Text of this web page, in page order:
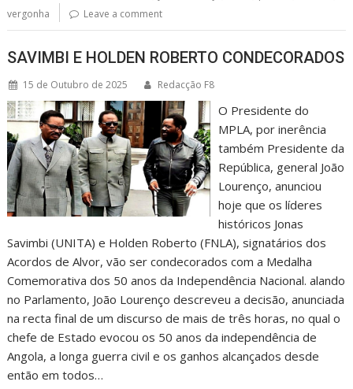
vergonha Leave a comment
SAVIMBI E HOLDEN ROBERTO CONDECORADOS
15 de Outubro de 2025 Redacção F8
O Presidente do
MPLA, por inerência
também Presidente da
República, general João
Lourenço, anunciou
hoje que os líderes
históricos Jonas
Savimbi (UNITA) e Holden Roberto (FNLA), signatários dos
Acordos de Alvor, vão ser condecorados com a Medalha
Comemorativa dos 50 anos da Independência Nacional. alando
no Parlamento, João Lourenço descreveu a decisão, anunciada
na recta final de um discurso de mais de três horas, no qual o
chefe de Estado evocou os 50 anos da independência de
Angola, a longa guerra civil e os ganhos alcançados desde
então em todos…